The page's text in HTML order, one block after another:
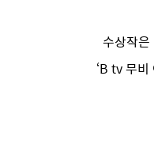
수상작은
‘B tv 무